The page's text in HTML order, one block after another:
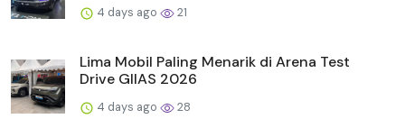
4 days ago 21
Lima Mobil Paling Menarik di Arena Test
Drive GIIAS 2026
4 days ago 28